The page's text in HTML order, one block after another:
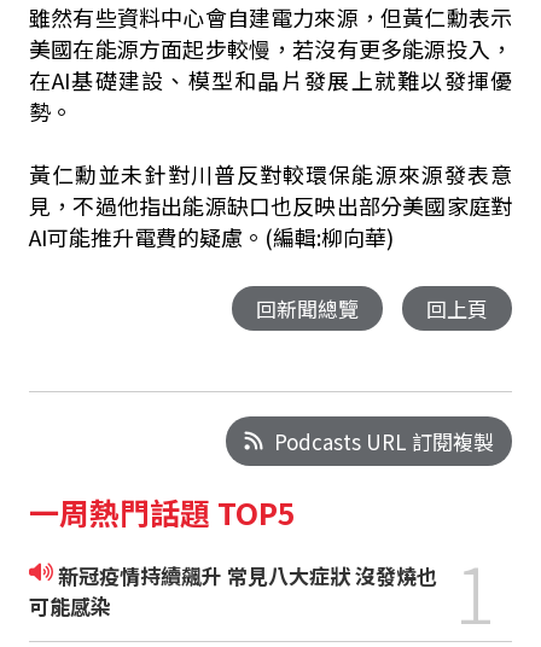
雖然有些資料中心會自建電力來源，但黃仁勳表示
美國在能源方面起步較慢，若沒有更多能源投入，
在AI基礎建設、模型和晶片發展上就難以發揮優
勢。
黃仁勳並未針對川普反對較環保能源來源發表意
見，不過他指出能源缺口也反映出部分美國家庭對
AI可能推升電費的疑慮。(編輯:柳向華)
回新聞總覽 回上頁
Podcasts URL 訂閱複製
一周熱門話題 TOP5
新冠疫情持續飆升 常見八大症狀 沒發燒也
可能感染
1